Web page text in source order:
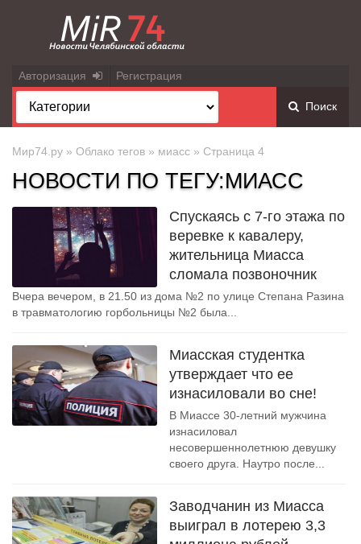
Авторизация Регистрация
Поиск
Мир74.ру » Облако тегов » миасс » Страница 4
НОВОСТИ ПО ТЕГУ:МИАСС
Спускаясь с 7-го этажа по
веревке к кавалеру,
жительница Миасса
сломала позвоночник
Вчера вечером, в 21.50 из дома №2 по улице Степана Разина
в травматологию горбольницы №2 была...
Миасская студентка
утверждает что ее
изнасиловали во сне!
В Миассе 30-летний мужчина
изнасиловал
несовершеннолетнюю девушку
своего друга. Наутро после...
Заводчанин из Миасса
выиграл в лотерею 3,3